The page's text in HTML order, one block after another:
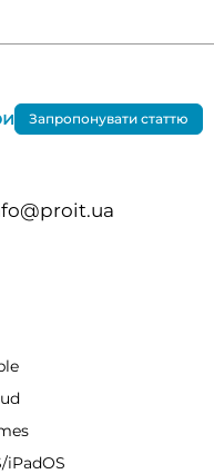
Запропонувати статтю
iPadOS